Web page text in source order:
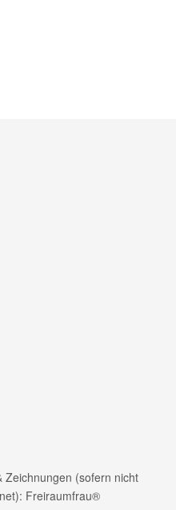
Zeichnungen (sofern nicht
Freiraumfrau®